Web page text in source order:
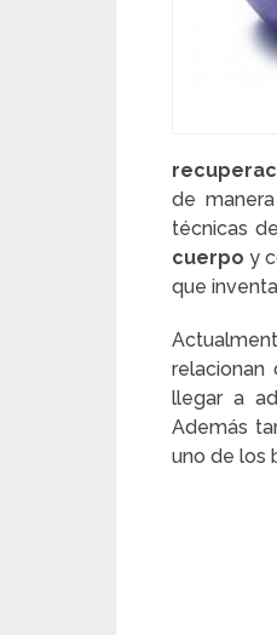
de
técnicas
cuerpo y
que
relacionan
llegar a
Además
uno de los